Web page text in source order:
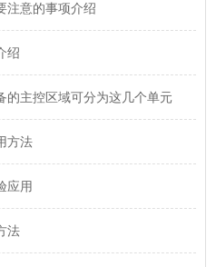
注意的事项介绍
绍
的主控区域可分为这几个单元
方法
应用
法